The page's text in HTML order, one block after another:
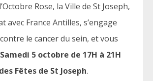
Rose, la Ville de St Joseph,
avec France Antilles, s’engage
le cancer du sein, et vous
Samedi 5 octobre de 17H à 21H
Fêtes de St Joseph.